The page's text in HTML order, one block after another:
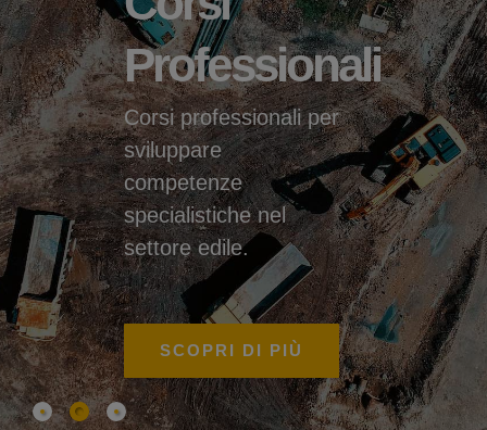
Professionali
Corsi professionali per
sviluppare
competenze
specialistiche nel
settore edile.
SCOPRI DI PIÙ